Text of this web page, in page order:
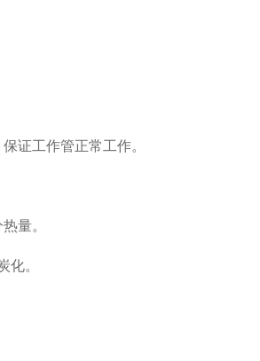
证工作管正常工作。
量。
。